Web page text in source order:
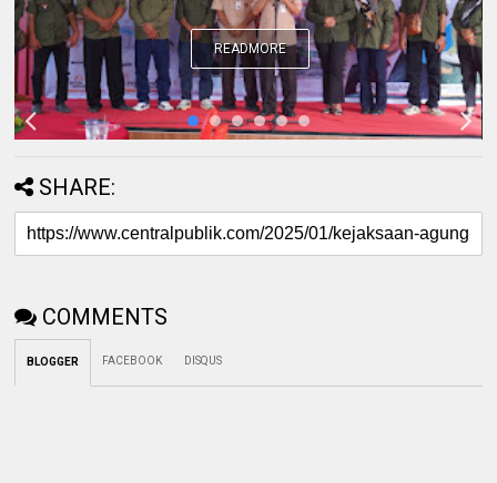
READMORE
SHARE:
COMMENTS
BLOGGER FACEBOOK DISQUS